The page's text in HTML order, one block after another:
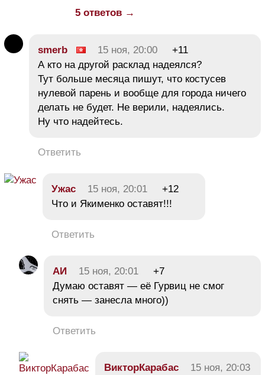
5 ответов →
smerb 15 ноя, 20:00
+11
А кто на другой расклад надеялся?
Тут больше месяца пишут, что костусев
нулевой парень и вообще для города ничего
делать не будет. Не верили, надеялись.
Ну что надейтесь.
Ответить
Ужас 15 ноя, 20:01
+12
Что и Якименко оставят!!!
Ответить
АИ 15 ноя, 20:01
+7
Думаю оставят — её Гурвиц не смог
снять — занесла много))
Ответить
ВикторКарабас
15 ноя, 20:03